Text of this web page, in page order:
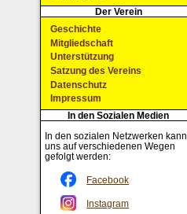
Der Verein
Geschichte
Mitgliedschaft
Unterstützung
Satzung des Vereins
Datenschutz
Impressum
In den Sozialen Medien
In den sozialen Netzwerken kann
uns auf verschiedenen Wegen
gefolgt werden:
Facebook
Instagram